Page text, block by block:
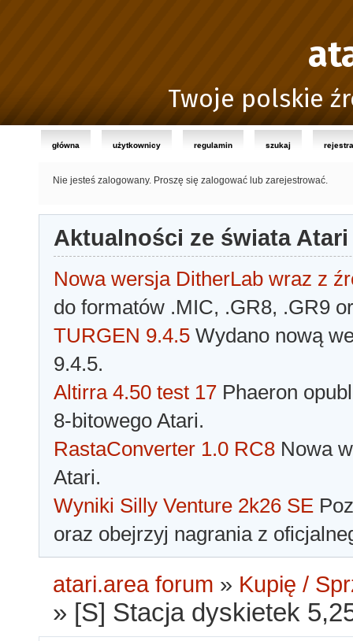
Twoje polskie
główna użytkownicy regulamin szukaj
Nie jesteś zalogowany. Proszę się zalogować lub zarejestrować.
Aktualności ze świata Atari
Nowa wersja DitherLab wraz z
do formatów .MIC, .GR8, .GR9
TURGEN 9.4.5 Wydano nową
9.4.5.
Altirra 4.50 test 17 Phaeron
8-bitowego Atari.
RastaConverter 1.0 RC8 Nowa
Atari.
Wyniki Silly Venture 2k26 SE
oraz obejrzyj nagrania z
atari.area forum » Kupię /
» [S] Stacja dyskietek